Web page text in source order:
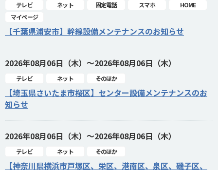
テレビ ネット 固定電話 スマホ
HOME
マイページ
【千葉県浦安市】幹線設備メンテナンスのお知らせ
2026年08月06日（木）～2026年08月06日（木）
テレビ ネット そのほか
【埼玉県さいたま市桜区】センター設備メンテナンスのお
知らせ
2026年08月06日（木）～2026年08月06日（木）
テレビ ネット そのほか
【神奈川県横浜市戸塚区、栄区、港南区、泉区、磯子区、